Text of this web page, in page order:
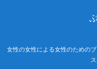
女性の女性による女性のための